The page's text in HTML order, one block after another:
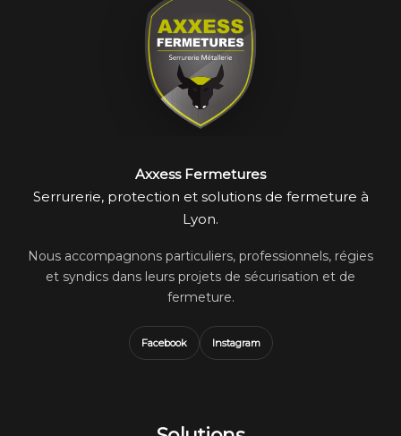
Axxess Fermetures
Serrurerie, protection et solutions de fermeture à
Lyon.
Nous accompagnons particuliers, professionnels, régies
et syndics dans leurs projets de sécurisation et de
fermeture.
Facebook Instagram